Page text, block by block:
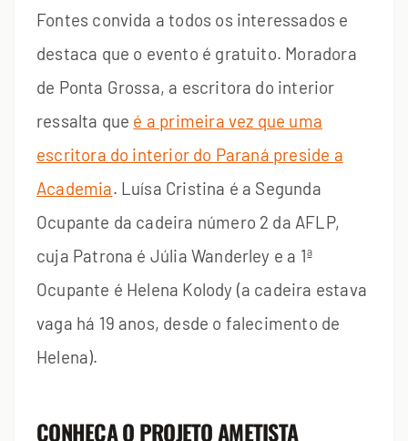
Fontes convida a todos os interessados e
destaca que o evento é gratuito. Moradora
de Ponta Grossa, a escritora do interior
ressalta que é a primeira vez que uma
escritora do interior do Paraná preside a
Academia. Luísa Cristina é a Segunda
Ocupante da cadeira número 2 da AFLP,
cuja Patrona é Júlia Wanderley e a 1ª
Ocupante é Helena Kolody (a cadeira estava
vaga há 19 anos, desde o falecimento de
Helena).
CONHEÇA O PROJETO AMETISTA